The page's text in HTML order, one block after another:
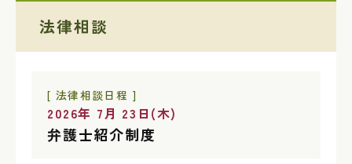
法律相談
[ 法律相談日程 ]
2026年 7月 23日(木)
弁護士紹介制度